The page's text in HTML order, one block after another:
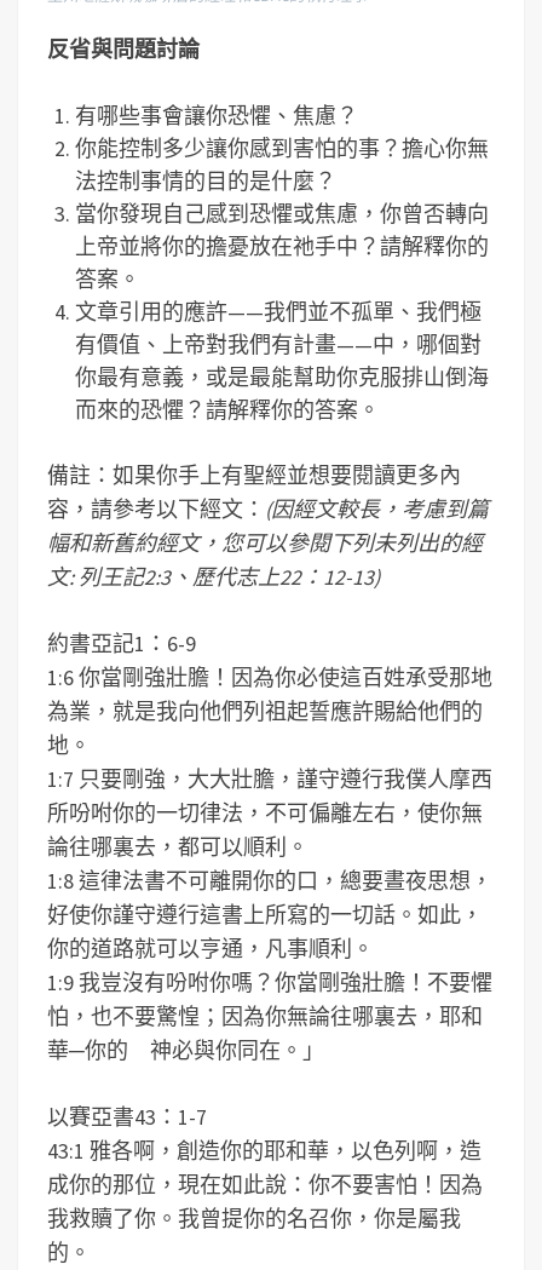
反省與問題討論
有哪些事會讓你恐懼、焦慮？
你能控制多少讓你感到害怕的事？擔心你無
法控制事情的目的是什麼？
當你發現自己感到恐懼或焦慮，你曾否轉向
上帝並將你的擔憂放在祂手中？請解釋你的
答案。
文章引用的應許——我們並不孤單、我們極
有價值、上帝對我們有計畫——中，哪個對
你最有意義，或是最能幫助你克服排山倒海
而來的恐懼？請解釋你的答案。
備註：如果你手上有聖經並想要閱讀更多內
容，請參考以下經文： (因經文較長，考慮到篇
幅和新舊約經文，您可以參閱下列未列出的經
文: 列王記2:3、歷代志上22：12-13)
約書亞記1：6-9
1:6 你當剛強壯膽！因為你必使這百姓承受那地
為業，就是我向他們列祖起誓應許賜給他們的
地。
1:7 只要剛強，大大壯膽，謹守遵行我僕人摩西
所吩咐你的一切律法，不可偏離左右，使你無
論往哪裏去，都可以順利。
1:8 這律法書不可離開你的口，總要晝夜思想，
好使你謹守遵行這書上所寫的一切話。如此，
你的道路就可以亨通，凡事順利。
1:9 我豈沒有吩咐你嗎？你當剛強壯膽！不要懼
怕，也不要驚惶；因為你無論往哪裏去，耶和
華─你的 神必與你同在。」
以賽亞書43：1-7
43:1 雅各啊，創造你的耶和華，以色列啊，造
成你的那位，現在如此說：你不要害怕！因為
我救贖了你。我曾提你的名召你，你是屬我
的。